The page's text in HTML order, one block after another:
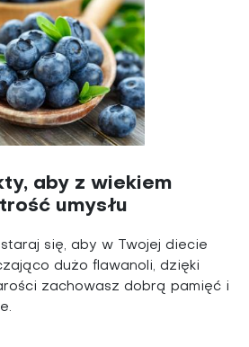
aby z wiekiem
umysłu
się, aby w Twojej diecie
dużo flawanoli, dzięki
zachowasz dobrą pamięć i